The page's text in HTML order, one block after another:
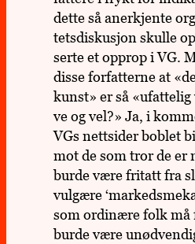
dette så aner­kjente
tets­dis­ku­sjon skulle
serte et opprop i VG.
disse for­fat­terne at
kunst» er så
ve og vel?» Ja, i
VGs nett­si­der boblet
mot de som tror de er
burde være fri­tatt fra
vul­gære
som ordi­nære folk må
burde være